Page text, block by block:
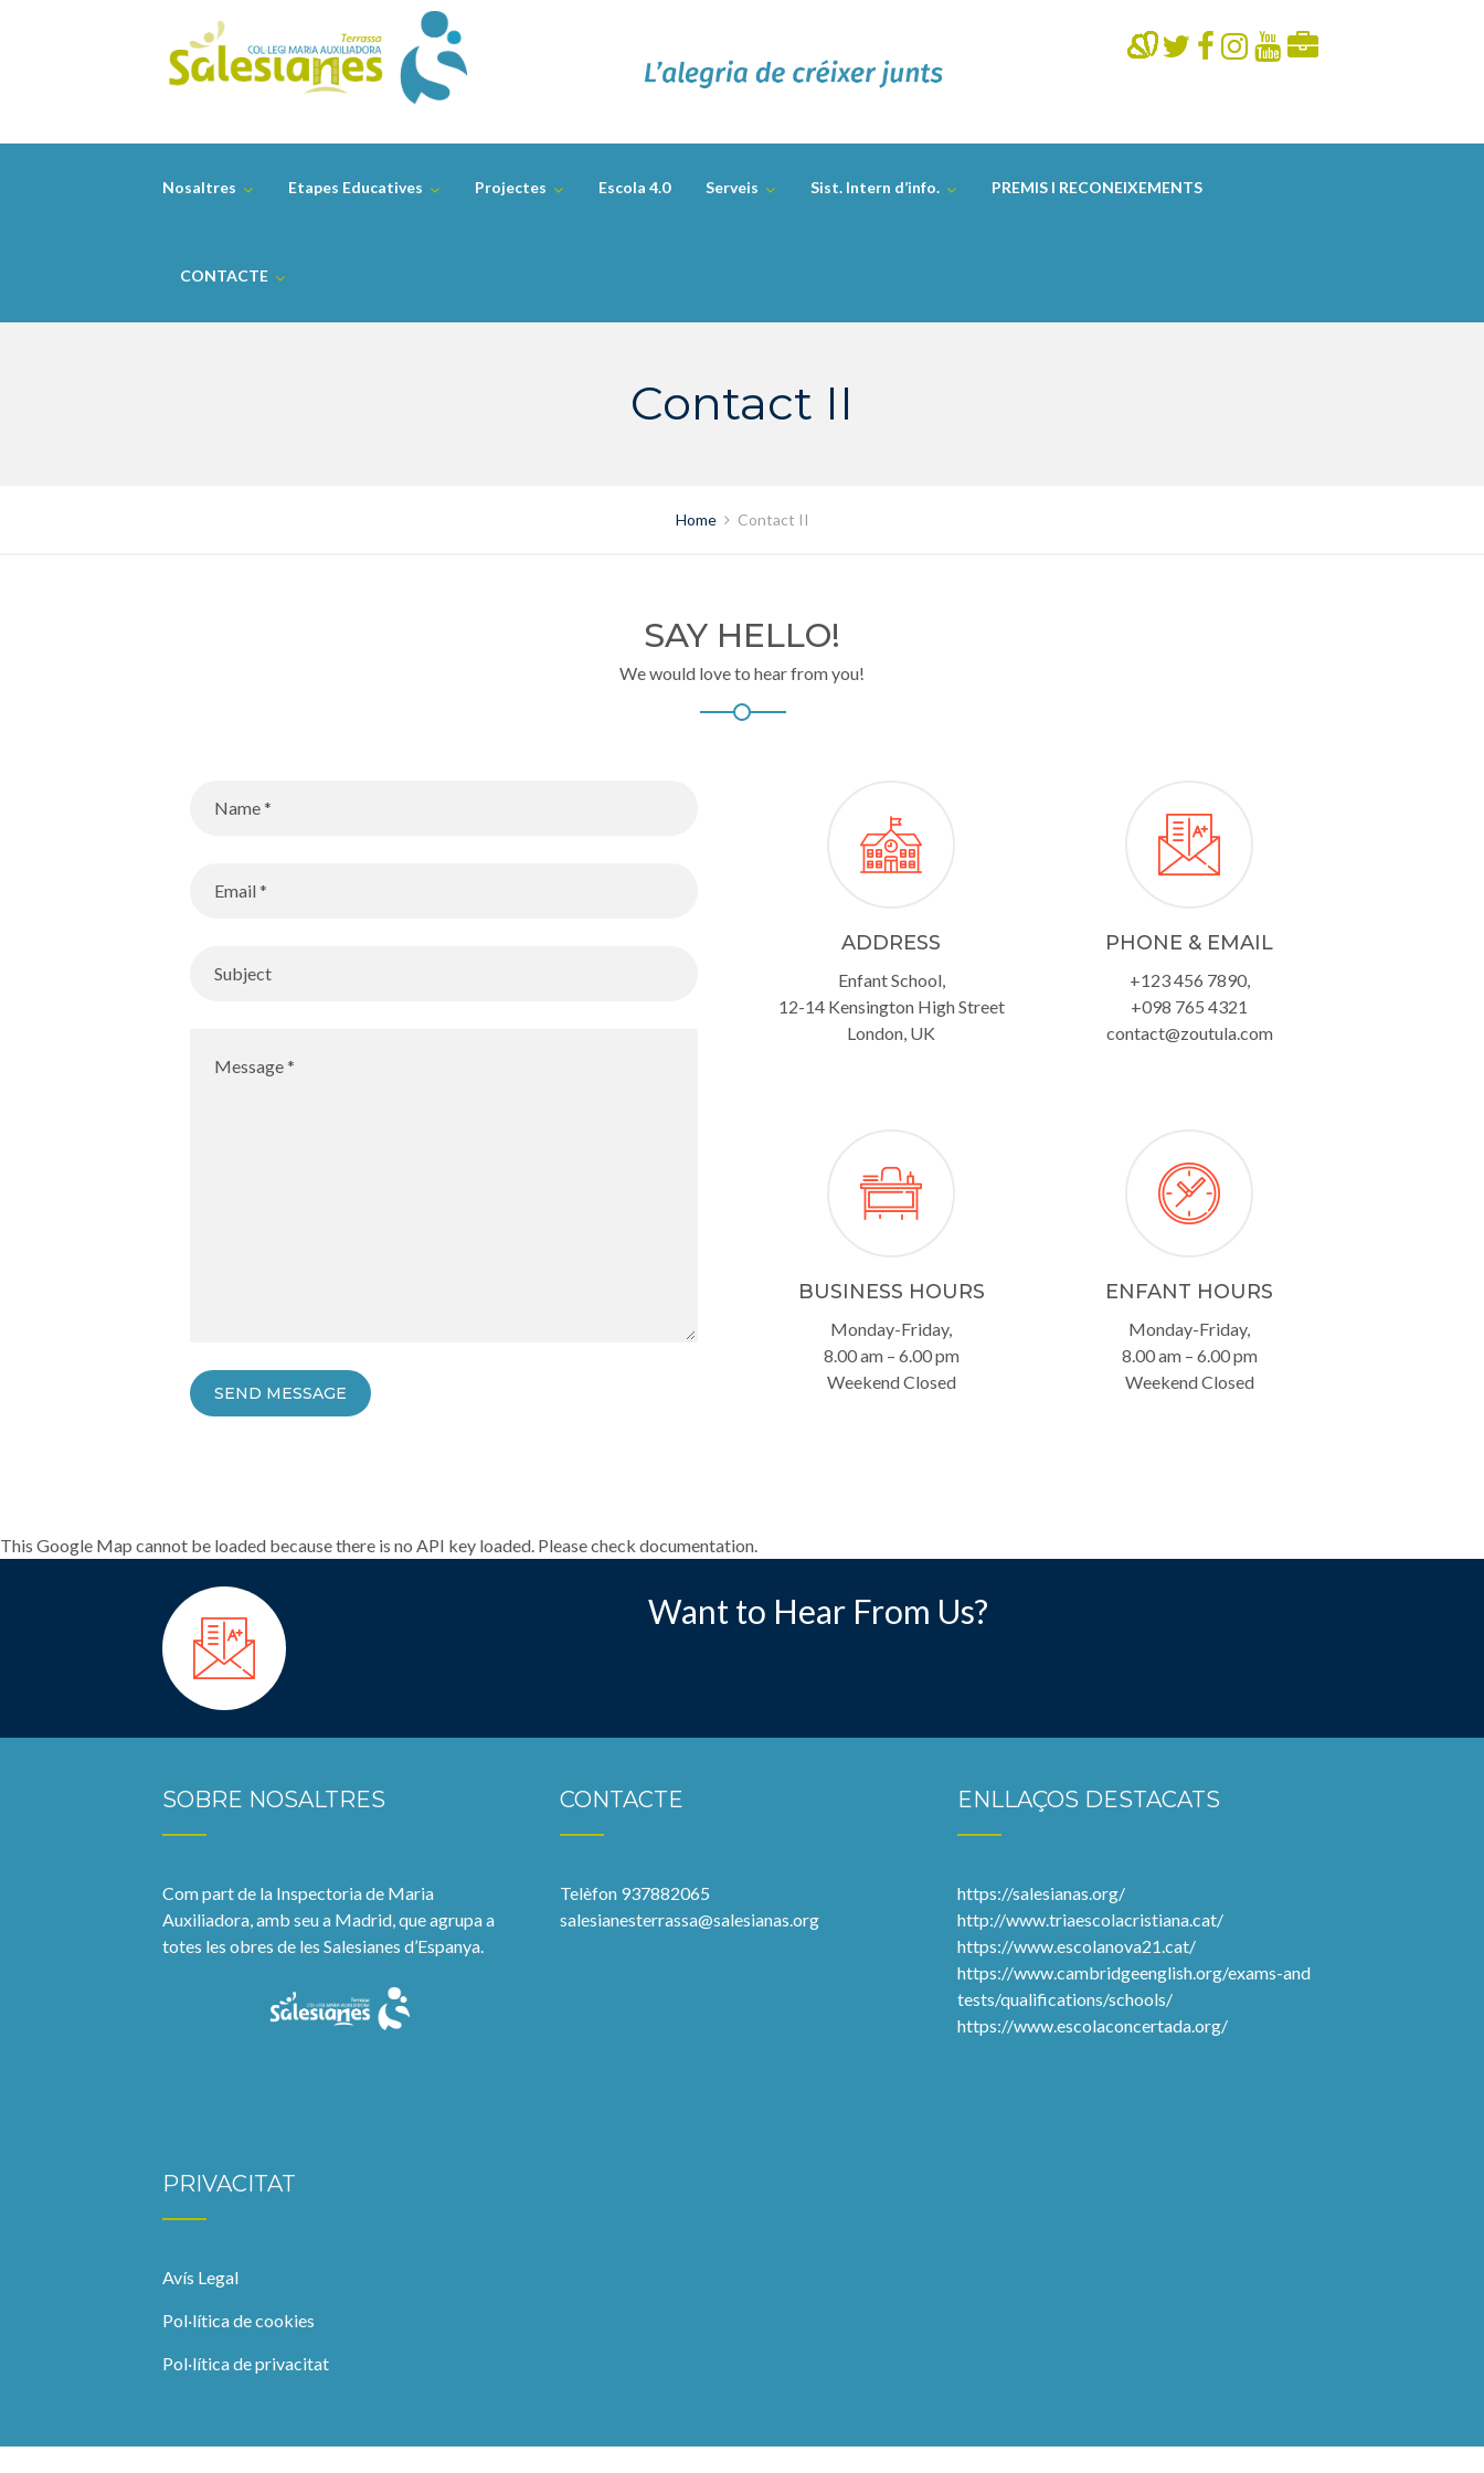
Nosaltres Etapes Educatives Projectes Escola 4.0 Serveis Sist. Intern d’info. PREMIS I RECONEIXEMENTS
CONTACTE
Contact II
Home Contact II
SAY HELLO!
We would love to hear from you!
SEND MESSAGE
ADDRESS
Enfant School,
12-14 Kensington High Street
London, UK
PHONE & EMAIL
+123 456 7890,
+098 765 4321
contact@zoutula.com
BUSINESS HOURS
Monday-Friday,
8.00 am – 6.00 pm
Weekend Closed
ENFANT HOURS
Monday-Friday,
8.00 am – 6.00 pm
Weekend Closed
This Google Map cannot be loaded because there is no API key loaded. Please check documentation.
Want to Hear From Us?
SOBRE NOSALTRES
Com part de la Inspectoria de Maria
Auxiliadora, amb seu a Madrid, que agrupa a
totes les obres de les Salesianes d’Espanya.
CONTACTE
Telèfon 937882065
salesianesterrassa@salesianas.org
ENLLAÇOS DESTACATS
https://salesianas.org/
http://www.triaescolacristiana.cat/
https://www.escolanova21.cat/
https://www.cambridgeenglish.org/exams-and
tests/qualifications/schools/
https://www.escolaconcertada.org/
PRIVACITAT
Avís Legal
Pol·lítica de cookies
Pol·lítica de privacitat